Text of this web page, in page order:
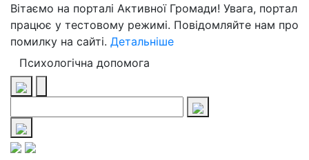
Вітаємо на порталі Активної Громади! Увага, портал
працює у тестовому режимі. Повідомляйте нам про
помилку на сайті. Детальніше
Психологічна допомога